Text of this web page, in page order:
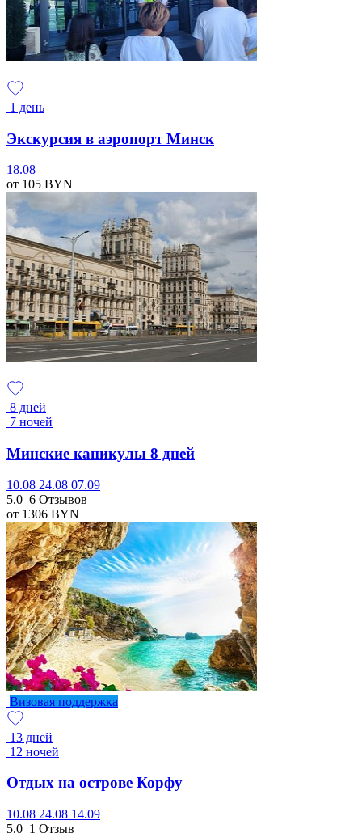
1 день
Экскурсия в аэропорт Минск
18.08
от 105 BYN
8 дней
7 ночей
Минские каникулы 8 дней
10.08 24.08 07.09
5.0 6 Отзывов
от 1306 BYN
Визовая поддержка
13 дней
12 ночей
Отдых на острове Корфу
10.08 24.08 14.09
5.0 1 Отзыв